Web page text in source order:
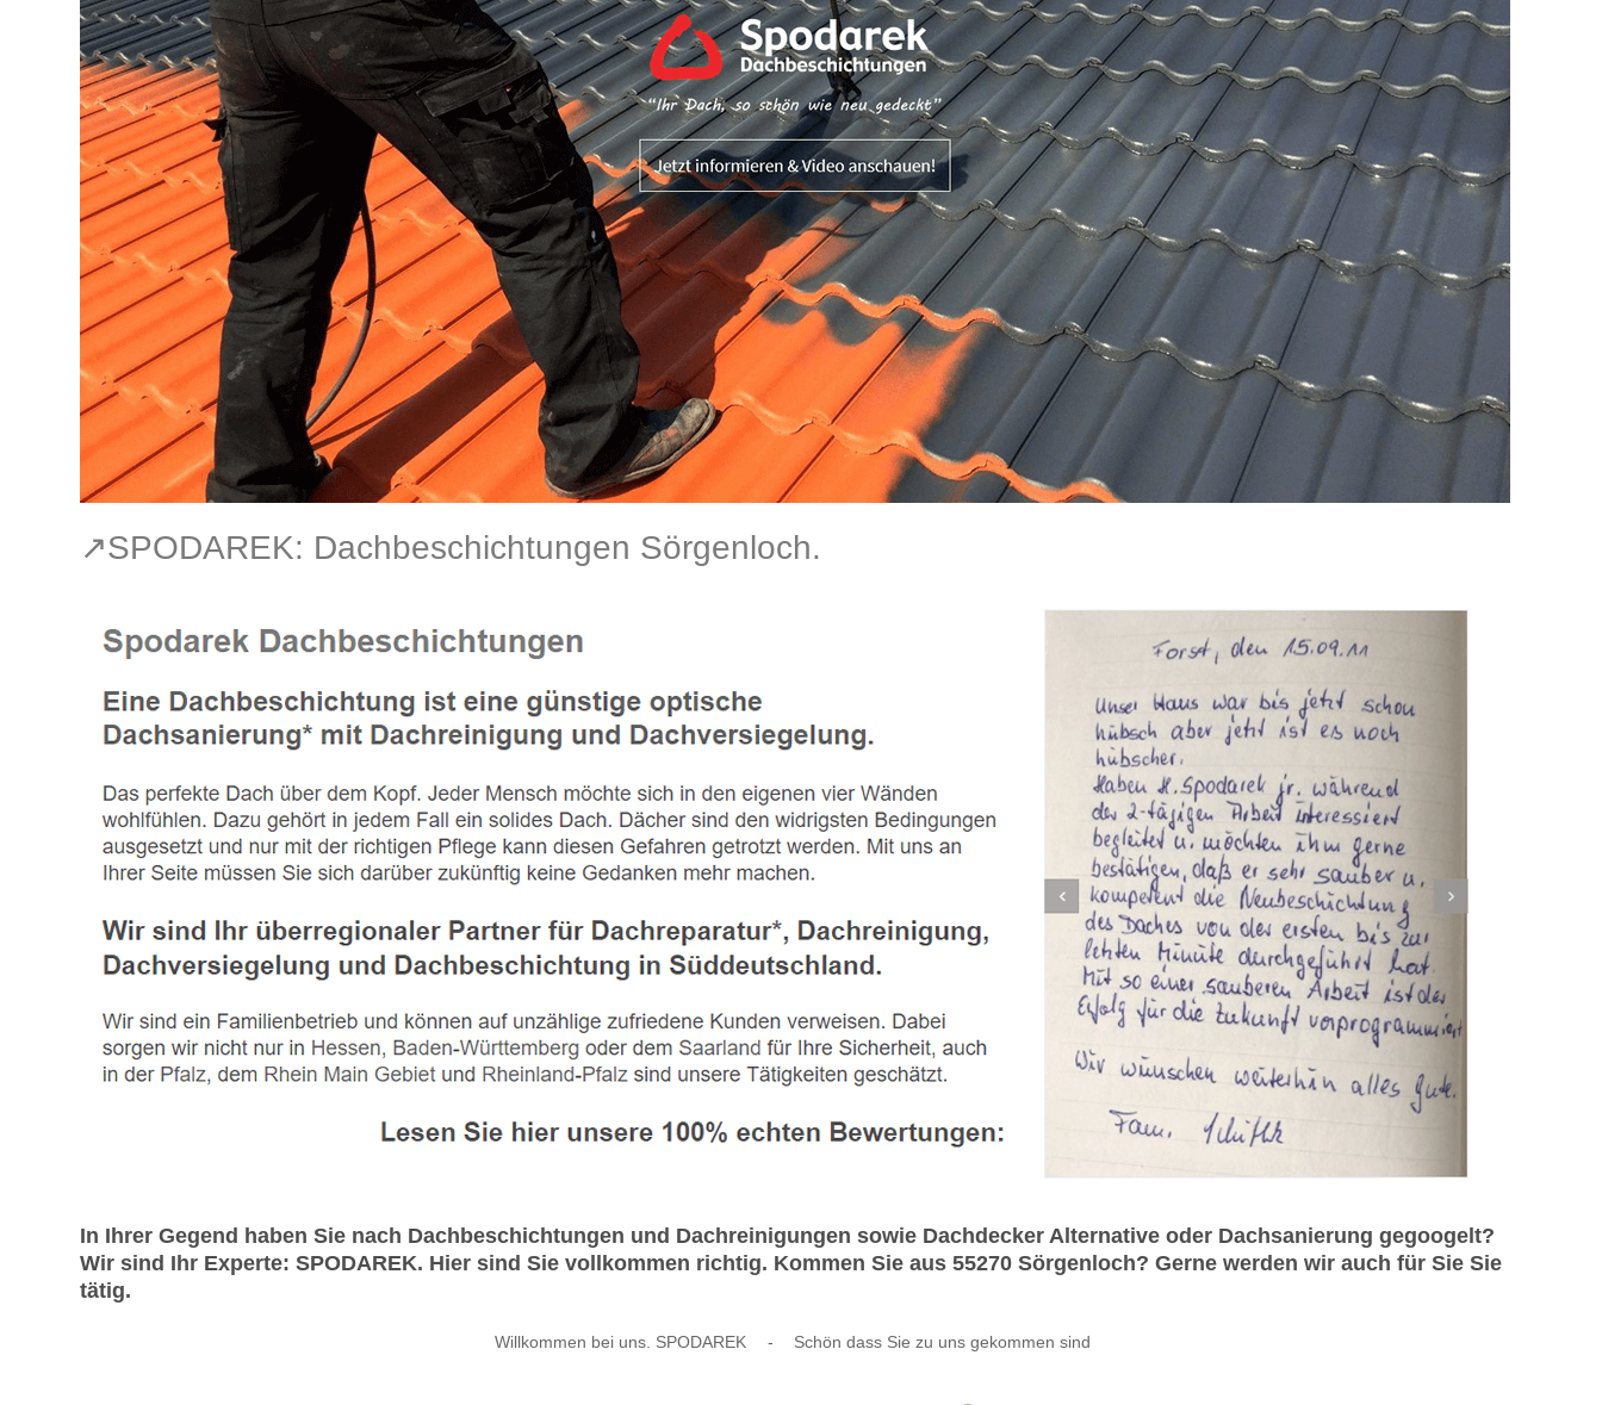
↗️SPODAREK: Dachbeschichtungen Sörgenloch.
In Ihrer Gegend haben Sie nach Dachbeschichtungen und Dachreinigungen sowie Dachdecker Alternative oder Dachsanierung gegoogelt?
Wir sind Ihr Experte: SPODAREK. Hier sind Sie vollkommen richtig. Kommen Sie aus 55270 Sörgenloch? Gerne werden wir auch für Sie Sie
tätig.
Willkommen bei uns. SPODAREK - Schön dass Sie zu uns gekommen sind